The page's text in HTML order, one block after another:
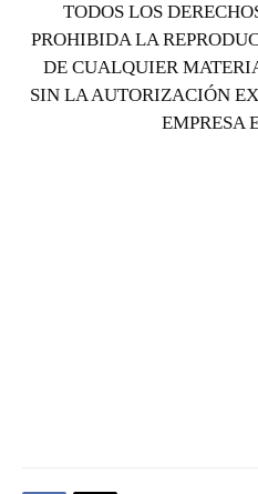
TODOS LOS
PROHIBIDA LA
DE CUALQUIER
SIN LA AUTORIZACIÓN
EMPRESA